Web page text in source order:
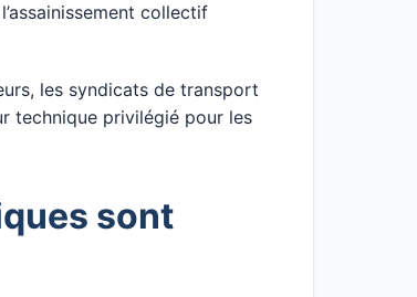
collectif
les syndicats de transport
technique privilégié pour les
sont